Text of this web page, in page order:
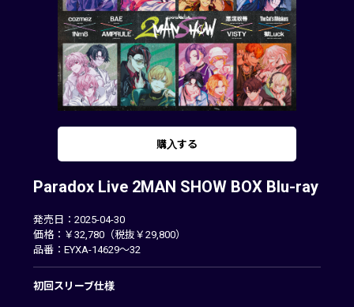
購入する
Paradox Live 2MAN SHOW BOX Blu-ray
発売日：2025-04-30
価格：￥32,780（税抜￥29,800）
品番：EYXA-14629～32
初回スリーブ仕様